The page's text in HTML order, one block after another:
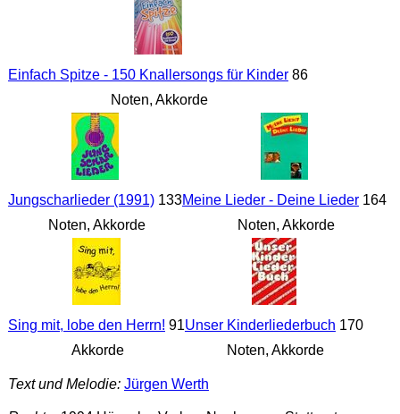
Einfach Spitze - 150 Knallersongs für Kinder86
Noten, Akkorde
Jungscharlieder (1991)133
Noten, Akkorde
Meine Lieder - Deine Lieder164
Noten, Akkorde
Sing mit, lobe den Herrn! 91
Akkorde
Unser Kinderliederbuch 170
Noten, Akkorde
Text und Melodie: Jürgen Werth